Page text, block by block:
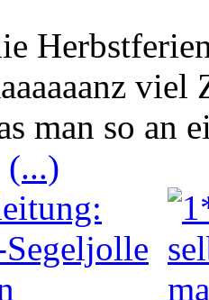
man so an
(...)